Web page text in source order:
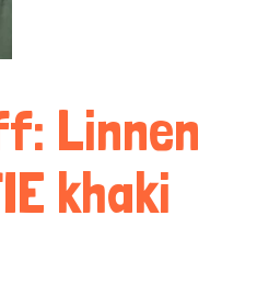
Linnen
khaki